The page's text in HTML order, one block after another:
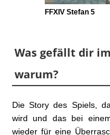
FFXIV Stefan 5
Was gefällt dir
warum?
Die Story des Spiels,
wird und das bei
wieder für eine